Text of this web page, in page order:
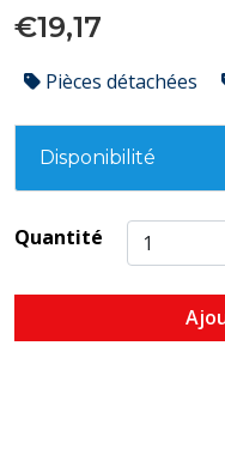
€19,17
Pièces détachées
Disponibilité
Quantité